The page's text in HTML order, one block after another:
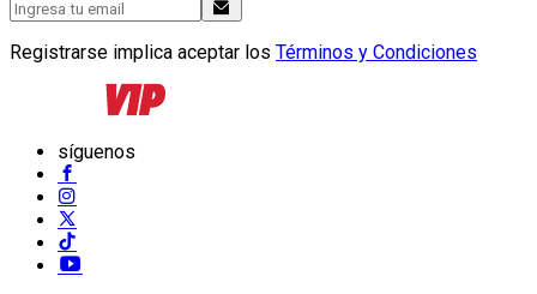
Registrarse implica aceptar los Términos y Condiciones
síguenos